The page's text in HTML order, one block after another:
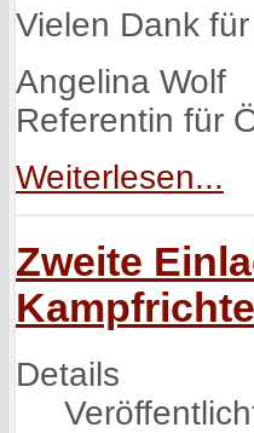
Vielen Dank
Angelina Wolf
Referentin für
Weiterlesen...
Zweite
Details